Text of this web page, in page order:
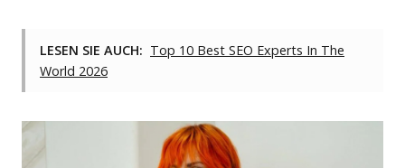
LESEN SIE AUCH: Top 10 Best SEO Experts In The
World 2026